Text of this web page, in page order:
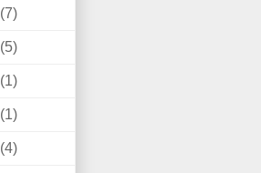
(7)
(5)
(1)
(1)
(4)